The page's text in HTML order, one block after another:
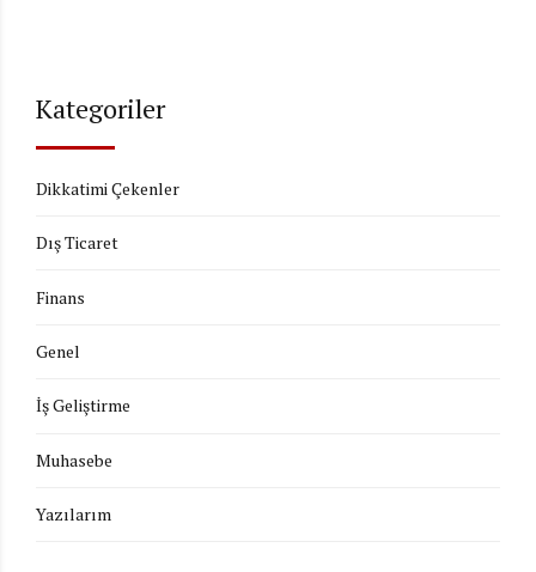
Kategoriler
Dikkatimi Çekenler
Dış Ticaret
Finans
Genel
İş Geliştirme
Muhasebe
Yazılarım